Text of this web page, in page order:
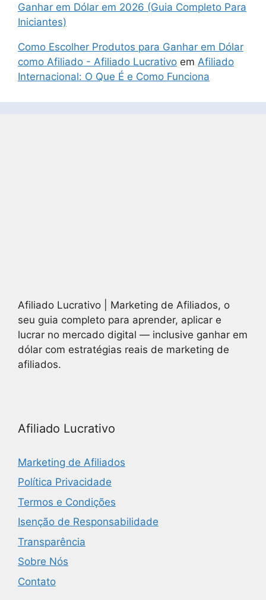
Ganhar em Dólar em 2026 (Guia Completo Para
Iniciantes)
Como Escolher Produtos para Ganhar em Dólar
como Afiliado - Afiliado Lucrativo em Afiliado
Internacional: O Que É e Como Funciona
Afiliado Lucrativo | Marketing de Afiliados, o
seu guia completo para aprender, aplicar e
lucrar no mercado digital — inclusive ganhar em
dólar com estratégias reais de marketing de
afiliados.
Afiliado Lucrativo
Marketing de Afiliados
Política Privacidade
Termos e Condições
Isenção de Responsabilidade
Transparência
Sobre Nós
Contato